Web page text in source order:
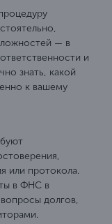
— в
и
знать, какой
к вашему
или протокола.
в ФНС в
долгов,